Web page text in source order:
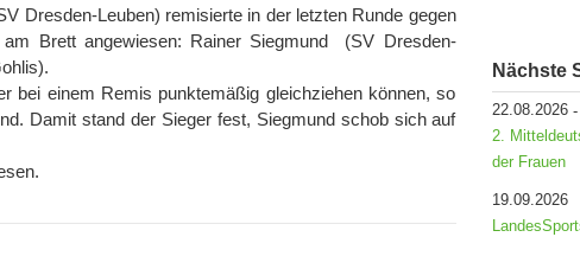
Dresden-Leuben) remisierte in der letzten Runde gegen
Brett angewiesen: Rainer Siegmund (SV Dresden-
bei einem Remis punktemäßig gleichziehen können, so
Damit stand der Sieger fest, Siegmund schob sich auf
Nächste
22.08.2026-
2.
der Frauen
19.09.2026